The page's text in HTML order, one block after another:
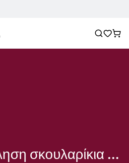
Χονδρική πώληση σκουλαρίκια καινοτομίας